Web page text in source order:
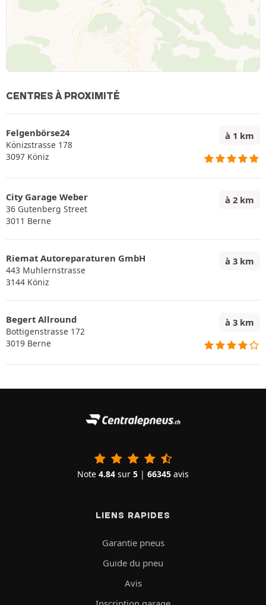
CENTRES À PROXIMITÉ
Felgenbörse24
Könizstrasse 178
3097 Köniz
à 1 km
City Garage Weber
36 Gutenberg Street
3011 Berne
à 2 km
Riemat Autoreparaturen GmbH
443 Muhlernstrasse
3144 Köniz
à 3 km
Begert Allround
Bottigenstrasse 172
3019 Berne
à 3 km
Note 4.84 sur 5 | 66345 avis
LIENS RAPIDES
Garantie pneus
Guide du pneu
Avis